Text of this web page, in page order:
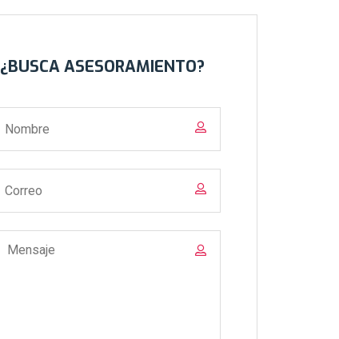
¿BUSCA ASESORAMIENTO?